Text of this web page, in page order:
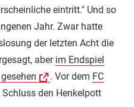
eintritt." Und so
Jahr. Zwar hatte
der letzten Acht die
aber im Endspiel
. Vor dem FC
den Henkelpott